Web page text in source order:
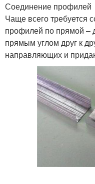
Соединение профилей
Чаще всего требуется
профилей по прямой –
прямым углом друг к
направляющих и